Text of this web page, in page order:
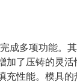
成多项功能。
了压铸的灵
性能。模具